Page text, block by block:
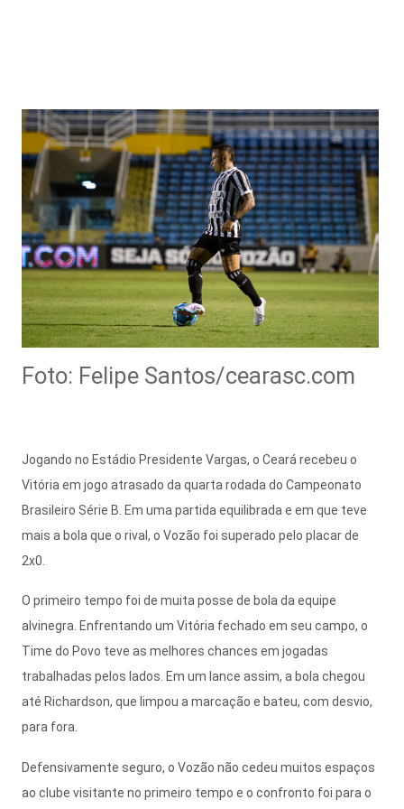
Foto: Felipe Santos/cearasc.com
Jogando no Estádio Presidente Vargas, o Ceará recebeu o
Vitória em jogo atrasado da quarta rodada do Campeonato
Brasileiro Série B. Em uma partida equilibrada e em que teve
mais a bola que o rival, o Vozão foi superado pelo placar de
2x0.
O primeiro tempo foi de muita posse de bola da equipe
alvinegra. Enfrentando um Vitória fechado em seu campo, o
Time do Povo teve as melhores chances em jogadas
trabalhadas pelos lados. Em um lance assim, a bola chegou
até Richardson, que limpou a marcação e bateu, com desvio,
para fora.
Defensivamente seguro, o Vozão não cedeu muitos espaços
ao clube visitante no primeiro tempo e o confronto foi para o